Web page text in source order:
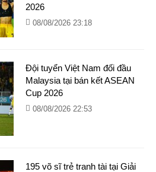
2026
08/08/2026 23:18
Đội tuyển Việt Nam đối đầu
Malaysia tại bán kết ASEAN
Cup 2026
08/08/2026 22:53
195 võ sĩ trẻ tranh tài tại Giải